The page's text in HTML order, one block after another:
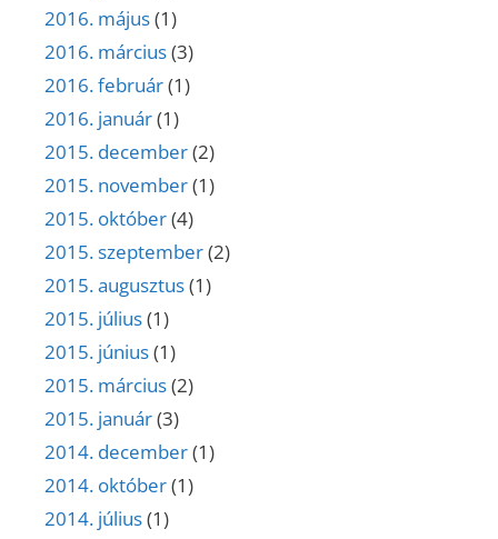
2016. május(1)
2016. március(3)
2016. február(1)
2016. január(1)
2015. december(2)
2015. november(1)
2015. október(4)
2015. szeptember(2)
2015. augusztus(1)
2015. július(1)
2015. június(1)
2015. március(2)
2015. január(3)
2014. december(1)
2014. október(1)
2014. július(1)